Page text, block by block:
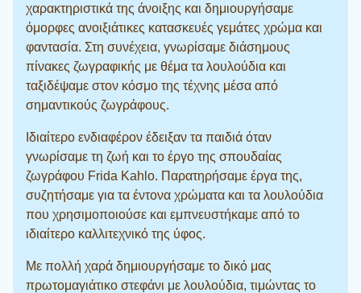
χαρακτηριστικά της άνοιξης και δημιουργήσαμε
όμορφες ανοιξιάτικες κατασκευές γεμάτες χρώμα και
φαντασία. Στη συνέχεια, γνωρίσαμε διάσημους
πίνακες ζωγραφικής με θέμα τα λουλούδια και
ταξιδέψαμε στον κόσμο της τέχνης μέσα από
σημαντικούς ζωγράφους.
Ιδιαίτερο ενδιαφέρον έδειξαν τα παιδιά όταν
γνωρίσαμε τη ζωή και το έργο της σπουδαίας
ζωγράφου Frida Kahlo. Παρατηρήσαμε έργα της,
συζητήσαμε για τα έντονα χρώματα και τα λουλούδια
που χρησιμοποιούσε και εμπνευστήκαμε από το
ιδιαίτερο καλλιτεχνικό της ύφος.
Με πολλή χαρά δημιουργήσαμε το δικό μας
πρωτομαγιάτικο στεφάνι με λουλούδια, τιμώντας το